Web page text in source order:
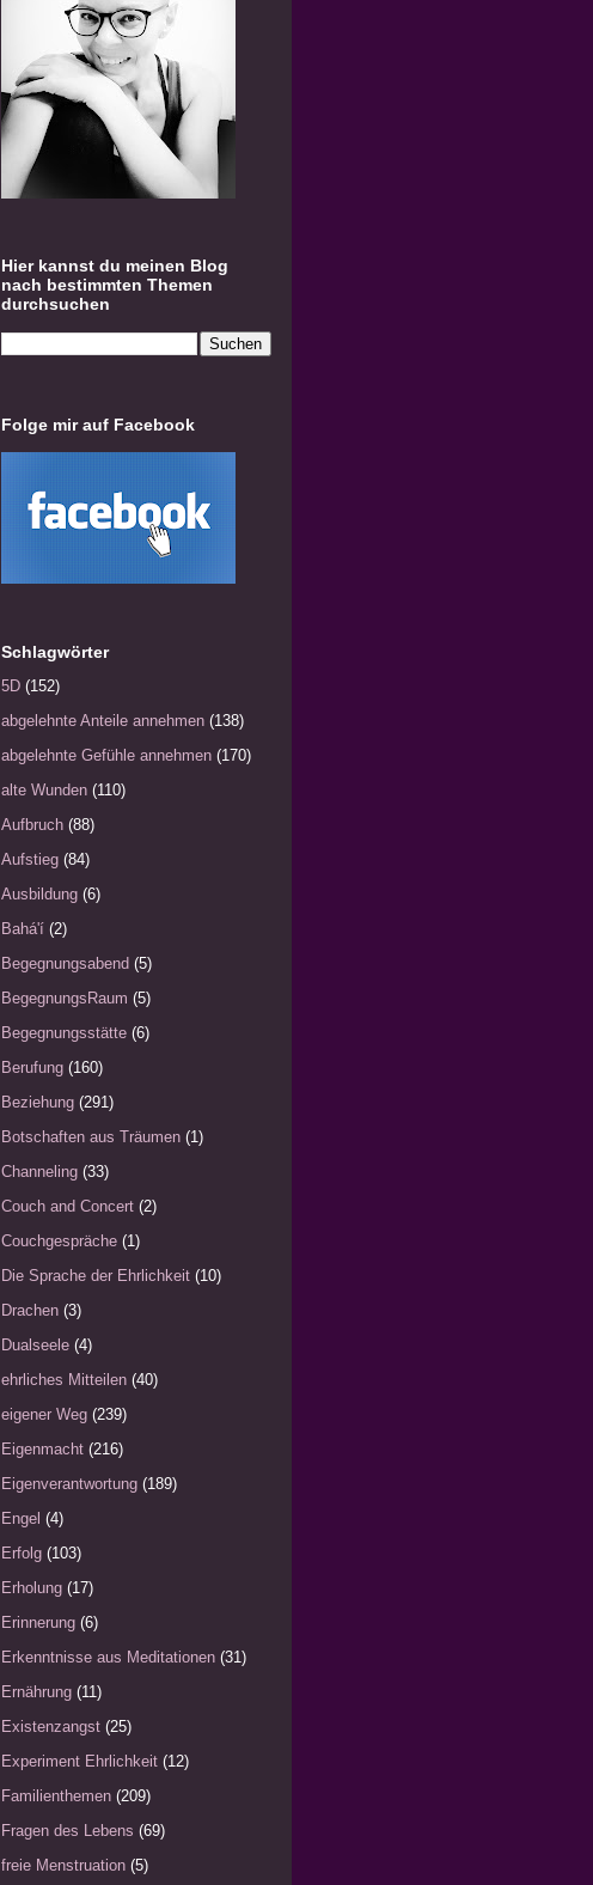
Hier kannst du meinen Blog
nach bestimmten Themen
durchsuchen
Folge mir auf Facebook
Schlagwörter
5D (152)
abgelehnte Anteile annehmen (138)
abgelehnte Gefühle annehmen (170)
alte Wunden (110)
Aufbruch (88)
Aufstieg (84)
Ausbildung (6)
Bahá'í (2)
Begegnungsabend (5)
BegegnungsRaum (5)
Begegnungsstätte (6)
Berufung (160)
Beziehung (291)
Botschaften aus Träumen (1)
Channeling (33)
Couch and Concert (2)
Couchgespräche (1)
Die Sprache der Ehrlichkeit (10)
Drachen (3)
Dualseele (4)
ehrliches Mitteilen (40)
eigener Weg (239)
Eigenmacht (216)
Eigenverantwortung (189)
Engel (4)
Erfolg (103)
Erholung (17)
Erinnerung (6)
Erkenntnisse aus Meditationen (31)
Ernährung (11)
Existenzangst (25)
Experiment Ehrlichkeit (12)
Familienthemen (209)
Fragen des Lebens (69)
freie Menstruation (5)